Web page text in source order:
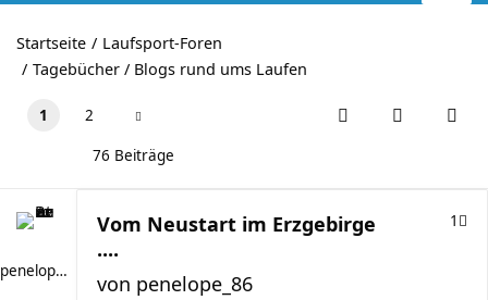
Startseite
Laufsport-Foren
Tagebücher / Blogs rund ums Laufen
1 2
76 Beiträge
penelope_86
Vom Neustart im Erzgebirge
....
1
von penelope_86